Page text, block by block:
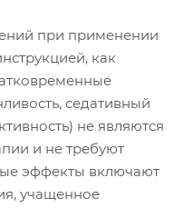
при применении
как
седативный
не являются
и не требуют
эффекты включают
учащенное